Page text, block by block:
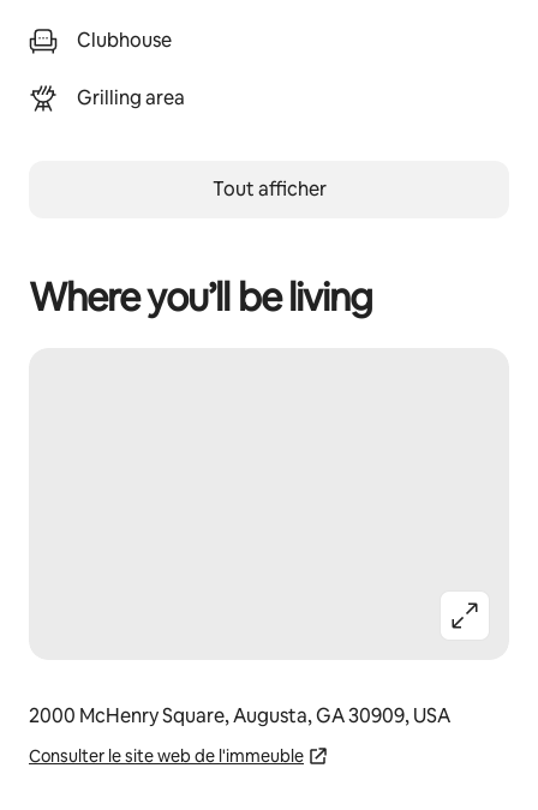
Clubhouse
Grilling area
Tout afficher
Where you’ll be living
2000 McHenry Square, Augusta, GA 30909, USA
Consulter le site web de l'immeuble